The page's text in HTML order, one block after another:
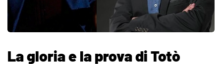
La gloria e la prova di Totò